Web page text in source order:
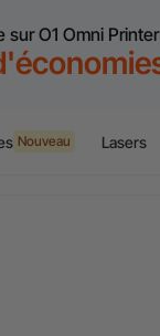
O1 Omni Printer
Nouveau Lasers